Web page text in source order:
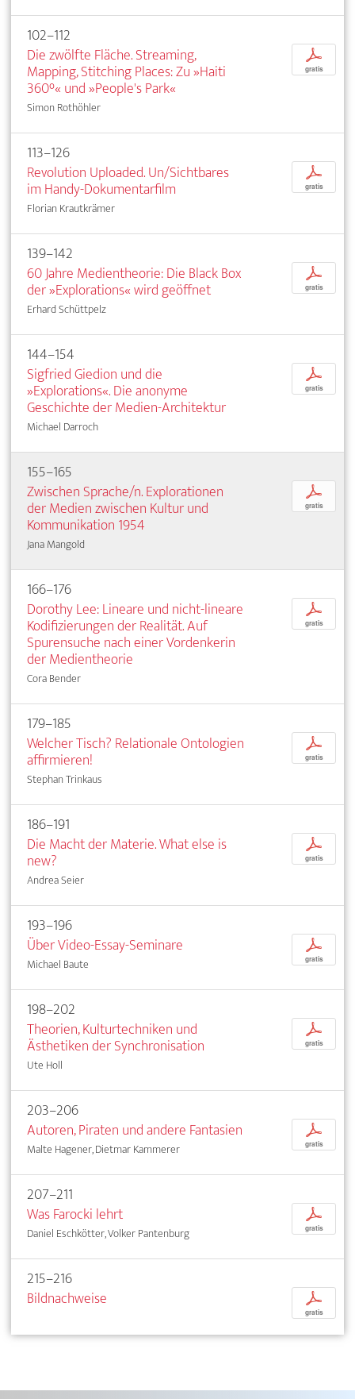
102–112
Die zwölfte Fläche. Streaming,
Mapping, Stitching Places: Zu »Haiti
360°« und »People's Park«
Simon Rothöhler
p
gratis
113–126
Revolution Uploaded. Un/Sichtbares
im Handy-Dokumentarfilm
Florian Krautkrämer
p
gratis
139–142
60 Jahre Medientheorie: Die Black Box
der »Explorations« wird geöffnet
Erhard Schüttpelz
p
gratis
144–154
Sigfried Giedion und die
»Explorations«. Die anonyme
Geschichte der Medien-Architektur
Michael Darroch
p
gratis
155–165
Zwischen Sprache/n. Explorationen
der Medien zwischen Kultur und
Kommunikation 1954
Jana Mangold
p
gratis
166–176
Dorothy Lee: Lineare und nicht-lineare
Kodifizierungen der Realität. Auf
Spurensuche nach einer Vordenkerin
der Medientheorie
Cora Bender
p
gratis
179–185
Welcher Tisch? Relationale Ontologien
affirmieren!
Stephan Trinkaus
p
gratis
186–191
Die Macht der Materie. What else is
new?
Andrea Seier
p
gratis
193–196
Über Video-Essay-Seminare
Michael Baute
p
gratis
198–202
Theorien, Kulturtechniken und
Ästhetiken der Synchronisation
Ute Holl
p
gratis
203–206
Autoren, Piraten und andere Fantasien
Malte Hagener, Dietmar Kammerer
p
gratis
207–211
Was Farocki lehrt
Daniel Eschkötter, Volker Pantenburg
p
gratis
215–216
Bildnachweise
p
gratis